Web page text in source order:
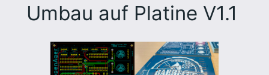
Umbau auf Platine V1.1